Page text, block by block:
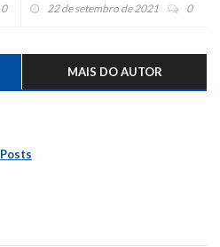
0 22 de setembro de 2021 0
MAIS DO AUTOR